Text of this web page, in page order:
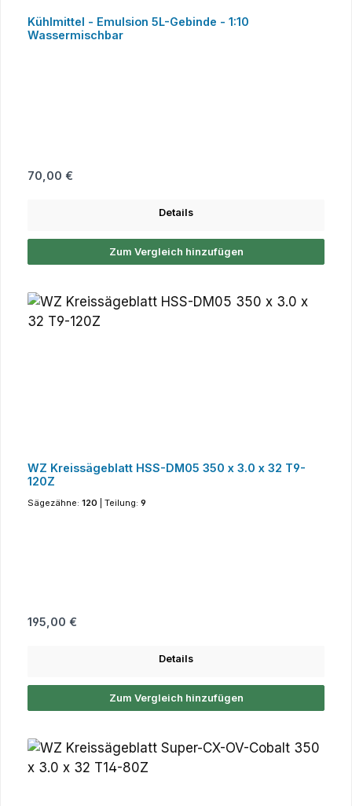
Kühlmittel - Emulsion 5L-Gebinde - 1:10
Wassermischbar
Regulärer Preis:
70,00 €
Details
Zum Vergleich hinzufügen
WZ Kreissägeblatt HSS-DM05 350 x 3.0 x 32 T9-
120Z
Sägezähne: 120 Teilung: 9
Regulärer Preis:
195,00 €
Details
Zum Vergleich hinzufügen